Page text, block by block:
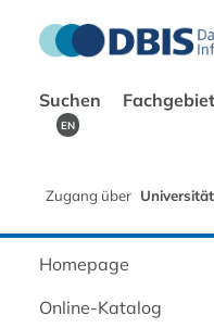
Suchen
EN
Zugang über
Homepage
Online-Katalog